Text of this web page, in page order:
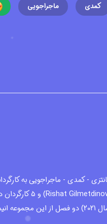
کمدی ماجراجویی
منتشر شد و تاکنون (سپتامبر سال 2021) دو